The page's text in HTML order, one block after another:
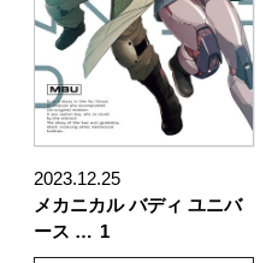
2023.12.25
メカニカル バディ ユニバ
ース … 1